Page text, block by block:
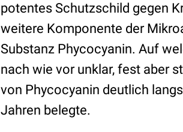
potentes Schutzschild gegen
weitere Komponente der
Substanz Phycocyanin. Auf
nach wie vor unklar, fest aber
von Phycocyanin deutlich
Jahren belegte.